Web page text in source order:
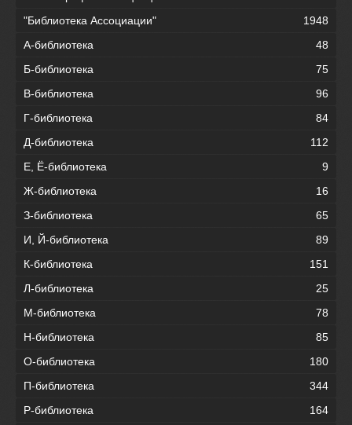
"Библиотека Ассоциации"
1948
А-библиотека
48
Б-библиотека
75
В-библиотека
96
Г-библиотека
84
Д-библиотека
112
Е, Ё-библиотека
9
Ж-библиотека
16
З-библиотека
65
И, Й-библиотека
89
К-библиотека
151
Л-библиотека
25
М-библиотека
78
Н-библиотека
85
О-библиотека
180
П-библиотека
344
Р-библиотека
164